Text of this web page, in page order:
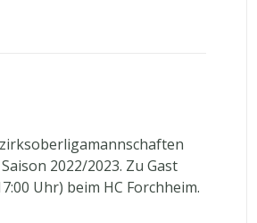
2022/2023. Zu Gast
Uhr) beim HC Forchheim.